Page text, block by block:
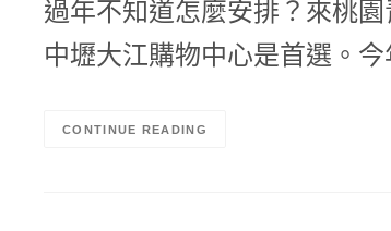
過年不知道怎麼安排？來桃
中壢大江購物中心是首選。
CONTINUE READING